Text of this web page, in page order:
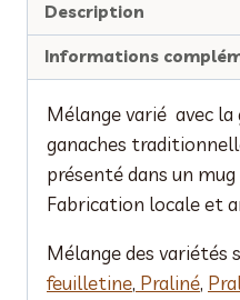
"Joyeux
Noël"
Description
Informations
Mélange varié avec la
ganaches
présenté dans un
Fabrication locale et
Mélange des variétés
feuilletine, Praliné,